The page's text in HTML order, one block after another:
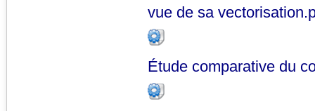
vue de sa
Étude comparative du